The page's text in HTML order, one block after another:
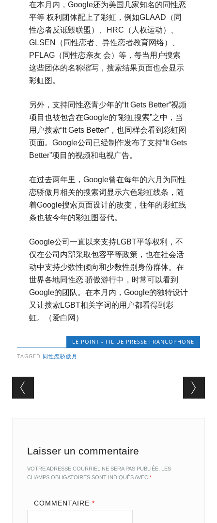
在本月内，Google还为美国几家知名的同性恋
平等 权利团体配上了彩虹，例如GLAAD（同
性恋者反诋毁联盟）、HRC（人权运动）、
GLSEN（同性恋者、异性恋者教育网络）、
PFLAG（同性恋亲友 会）等，每当用户搜索
这些团体的名称缩写，搜索结果页面也会显示
彩虹图。
另外，支持同性恋青少年的“It Gets Better”视频
项目也被包含在Google的“彩虹搜索”之中，当
用户搜索“It Gets Better”，也同样会看到彩虹图
页面。Google公司已经制作发布了支持“It Gets
Better”项目的视频和电视广告。
在过去两年里，Google曾在每年的六月为同性
恋骄傲月相关的搜索词显示六色彩虹线条，随
着Google搜索页面设计的改变，往年的彩虹线
条也被今年的彩虹图替代。
Google公司一直以来支持LGBT平等权利，不
仅在公司内部采取包容平等政策，也在社会活
动中支持少数性倾向和少数性别身份群体。在
世界各地同性恋 骄傲游行中，时常可以看到
Google的团队。在本月内，Google的独特设计
又让搜索LGBT相关字词的用户都看得到彩
虹。（爱白网）
LE POINT - FIL DE PRESSE FRANCOPHONE
TAGGED 同性恋骄傲月
Post navigation
Laisser un commentaire
VOTRE ADRESSE COURRIEL NE SERA PAS PUBLIÉE. LES
CHAMPS OBLIGATOIRES SONT INDIQUÉS AVEC*
COMMENTAIRE *